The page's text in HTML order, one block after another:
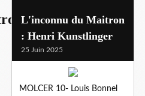
L'inconnu du Maitron
: Henri Kunstlinger
25 Juin 2025
MOLCER 10- Louis Bonnel